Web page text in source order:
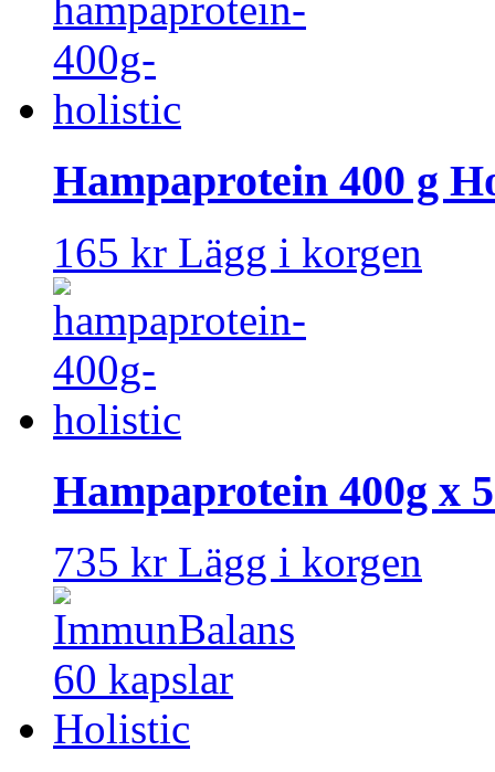
Hampaprotein 400 g
165 kr Lägg i korgen
Hampaprotein 400g x
735 kr Lägg i korgen